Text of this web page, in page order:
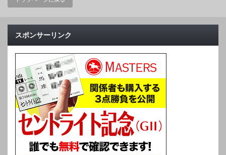
スポンサーリンク